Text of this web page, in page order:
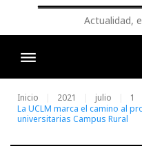
Actualidad,
Inicio 2021 julio 1
La UCLM marca el camino al
universitarias Campus Rural